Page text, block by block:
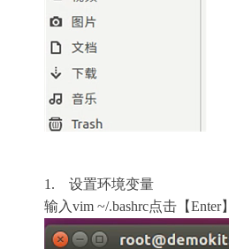
1. 设置环境变量
输入vim ~/.bashrc点击【Enter】